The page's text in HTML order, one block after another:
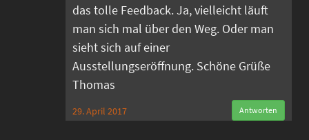
das tolle Feedback. Ja, vielleicht läuft
man sich mal über den Weg. Oder man
sieht sich auf einer
Ausstellungseröffnung. Schöne Grüße
Thomas
29. April 2017 Antworten